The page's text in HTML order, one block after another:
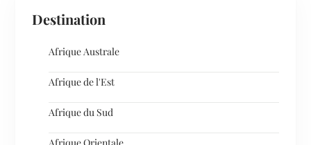
Destination
Afrique Australe
Afrique de l'Est
Afrique du Sud